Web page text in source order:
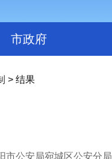
市政府
> 结果
市公安局宛城区公安分局